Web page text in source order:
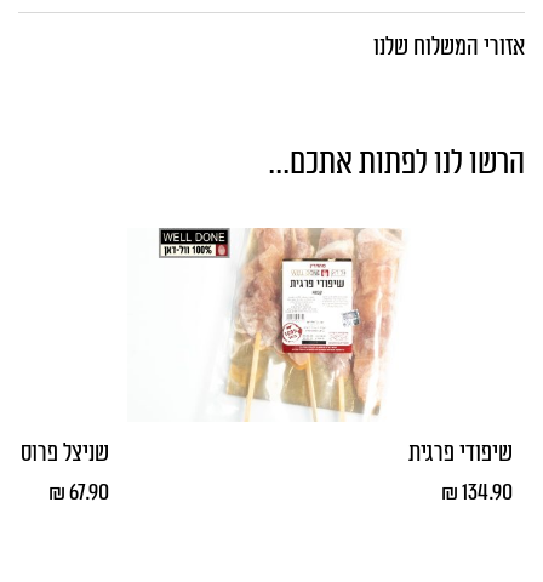
דאן
אזורי המשלוח שלנו
הרשו לנו לפתות אתכם...
שיפודי פרגית
₪134.90
שניצל פרוס
₪67.90